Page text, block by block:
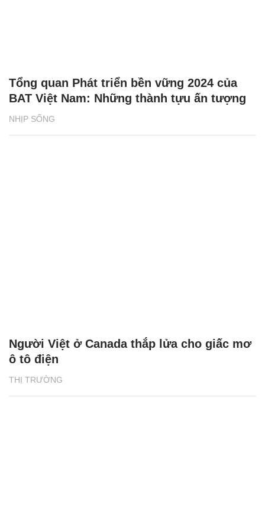
NHỊP SỐNG
Tổng quan Phát triển bền vững 2024 của
BAT Việt Nam: Những thành tựu ấn tượng
THỊ TRƯỜNG
Người Việt ở Canada thắp lửa cho giấc mơ
ô tô điện